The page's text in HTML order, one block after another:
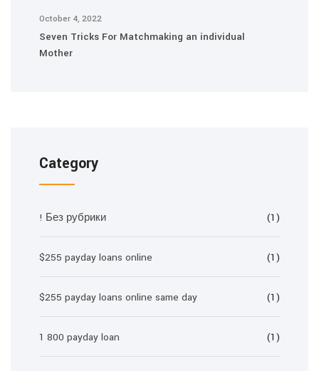
October 4, 2022
Seven Tricks For Matchmaking an individual
Mother
Category
! Без рубрики (1)
$255 payday loans online (1)
$255 payday loans online same day (1)
1 800 payday loan (1)